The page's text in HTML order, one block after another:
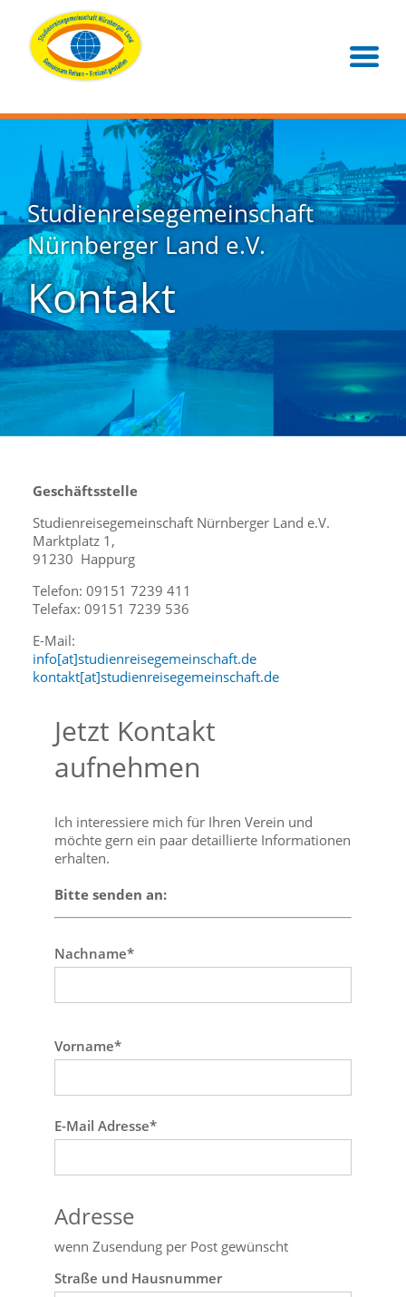
Studienreisegemeinschaft
Nürnberger Land e.V.
Kontakt
Geschäftsstelle
Studienreisegemeinschaft Nürnberger Land e.V.
Marktplatz 1,
91230 Happurg
Telefon: 09151 7239 411
Telefax: 09151 7239 536
E-Mail:
info[at]studienreisegemeinschaft.de
kontakt[at]studienreisegemeinschaft.de
Jetzt Kontakt
aufnehmen
Ich interessiere mich für Ihren Verein und
möchte gern ein paar detaillierte Informationen
erhalten.
Bitte senden an:
Nachname*
Vorname*
E-Mail Adresse*
Adresse
wenn Zusendung per Post gewünscht
Straße und Hausnummer